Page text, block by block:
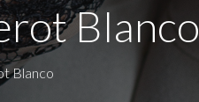
Blanco
Blanco